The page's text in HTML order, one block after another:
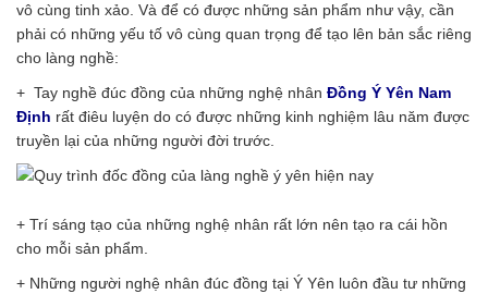
vô cùng tinh xảo. Và để có được những sản phẩm như vậy, cần
phải có những yếu tố vô cùng quan trọng để tạo lên bản sắc riêng
cho làng nghề:
+ Tay nghề đúc đồng của những nghệ nhân Đồng Ý Yên Nam
Định rất điêu luyện do có được những kinh nghiệm lâu năm được
truyền lại của những người đời trước.
+ Trí sáng tạo của những nghệ nhân rất lớn nên tạo ra cái hồn
cho mỗi sản phẩm.
+ Những người nghệ nhân đúc đồng tại Ý Yên luôn đầu tư những